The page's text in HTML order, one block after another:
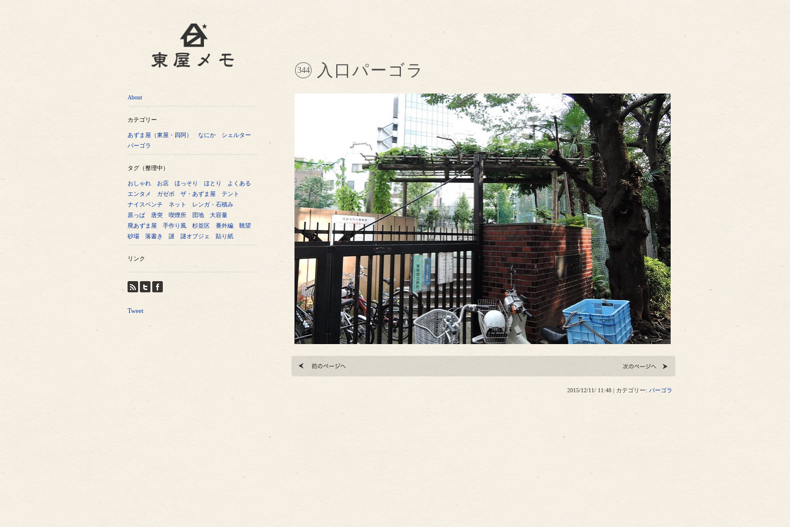
About
カテゴリー
あずま屋（東屋・四阿） なにか
シェルター
パーゴラ
タグ（整理中）
おしゃれ お店 ほっそり ほとり
よくある
エンタメ
ガゼボ ザ・あずま屋
テント
ナイスベンチ
ネット
レンガ・石積み
原っぱ
唐突 喫煙所 団地
大容量
廃あずま屋
手作り風 杉並区 番外編
眺望
砂場
落書き 謎 謎オブジェ 貼り紙
リンク
Tweet
344 入口パーゴラ
2015/12/11/ 11:48 | カテゴリー: パーゴラ